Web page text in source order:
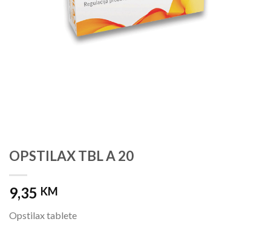
OPSTILAX TBL A 20
9,35 KM
Opstilax tablete